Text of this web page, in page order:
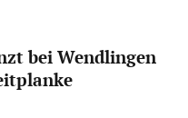
bei Wendlingen